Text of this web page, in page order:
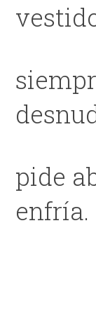
pide
enfría.